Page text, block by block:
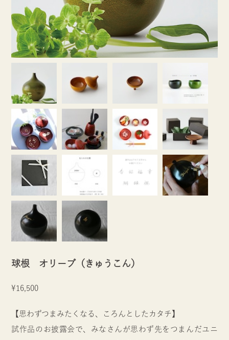
球根 オリーブ（きゅうこん）
¥16,500
【思わずつまみたくなる、ころんとしたカタチ】
試作品のお披露会で、みなさんが思わず先をつまんだユニ